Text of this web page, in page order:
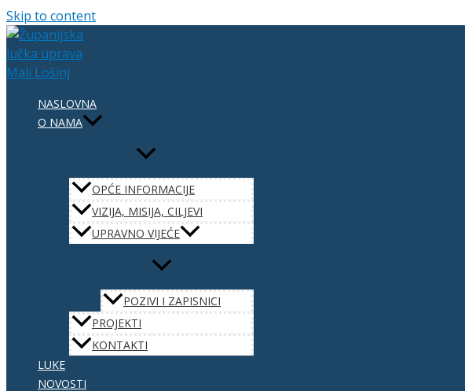
Skip to content
NASLOVNA
O NAMA
OPĆE INFORMACIJE
VIZIJA, MISIJA, CILJEVI
UPRAVNO VIJEĆE
POZIVI I ZAPISNICI
PROJEKTI
KONTAKTI
LUKE
NOVOSTI